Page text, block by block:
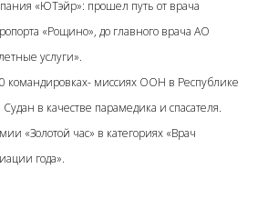
«ЮТэйр»: прошел путь от врача
«Рощино», до главного врача АО
услуги».
командировках- миссиях ООН в Республике
в качестве парамедика и спасателя.
«Золотой час» в категориях «Врач
года».